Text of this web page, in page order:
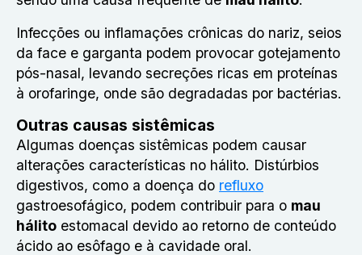
Infecções ou inflamações crônicas do nariz, seios
da face e garganta podem provocar gotejamento
pós-nasal, levando secreções ricas em proteínas
à orofaringe, onde são degradadas por bactérias.
Outras causas sistêmicas
Algumas doenças sistêmicas podem causar
alterações características no hálito. Distúrbios
digestivos, como a doença do refluxo
gastroesofágico, podem contribuir para o mau
hálito estomacal devido ao retorno de conteúdo
ácido ao esôfago e à cavidade oral.